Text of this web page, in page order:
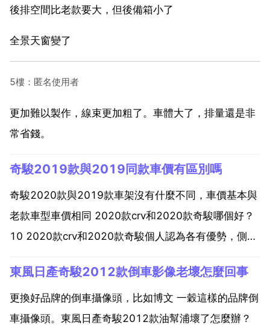
後排空間比老款要大，但後備箱小了
全景天窗變了
5樓：匿名使用者
更加難以製作，線束更加粗了。車體大了，排量還是非
常省錢。
奇駿2019款與2019同款車價有區別嗎
奇駿2020款與2019款車架沒有什麼不同，車價基本與
老款車型車價相同 2020款crv和2020款奇駿哪個好？
10 2020款crv和2020款奇駿個人認為各有優勢，側重
後者適合 看您更在意哪一方面了。想買2020款奇駿新
出的智聯尊享版，想問一下和老...
東風日產奇駿2012款倒車影像老壞怎麼回事
更換好品牌的倒車攝像頭，比如博文 一穀這樣的品牌倒
車攝像頭。東風日產奇駿2012款油幫浦壞了怎麼辦？